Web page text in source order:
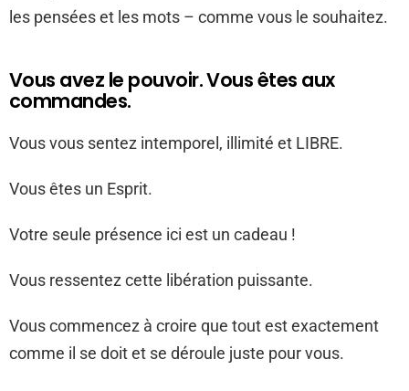
les pensées et les mots – comme vous le souhaitez.
Vous avez le pouvoir. Vous êtes aux
commandes.
Vous vous sentez intemporel, illimité et LIBRE.
Vous êtes un Esprit.
Votre seule présence ici est un cadeau !
Vous ressentez cette libération puissante.
Vous commencez à croire que tout est exactement
comme il se doit et se déroule juste pour vous.